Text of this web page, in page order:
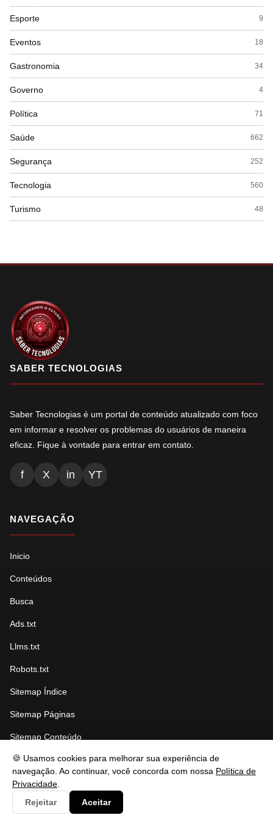
🍪 Usamos cookies para melhorar sua experiência de
navegação. Ao continuar, você concorda com nossa Política de
Privacidade
Rejeitar
Aceitar
Esporte 9
Eventos 18
Gastronomia 34
Governo 4
Política 71
Saúde 662
Segurança 252
Tecnologia 560
Turismo 48
SABER TECNOLOGIAS
Saber Tecnologias é um portal de conteúdo atualizado com foco
em informar e resolver os problemas do usuários de maneira
eficaz. Fique à vontade para entrar em contato.
f X in YT
NAVEGAÇÃO
Inicio
Conteúdos
Busca
Ads.txt
Llms.txt
Robots.txt
Sitemap Índice
Sitemap Páginas
Sitemap Conteúdo
CATEGORIAS